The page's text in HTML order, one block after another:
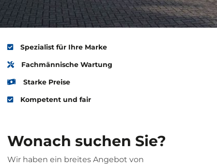
Spezialist für Ihre Marke
Fachmännische Wartung
Starke Preise
Kompetent und fair
Wonach suchen Sie?
Wir haben ein breites Angebot von